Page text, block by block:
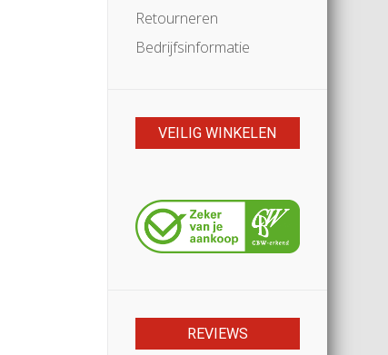
Retourneren
Bedrijfsinformatie
VEILIG WINKELEN
REVIEWS